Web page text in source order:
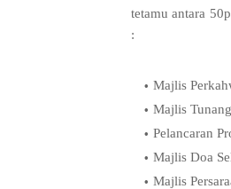
tetamu antara
:
Majlis
Majlis
Pelancaran
Majlis Doa
Majlis